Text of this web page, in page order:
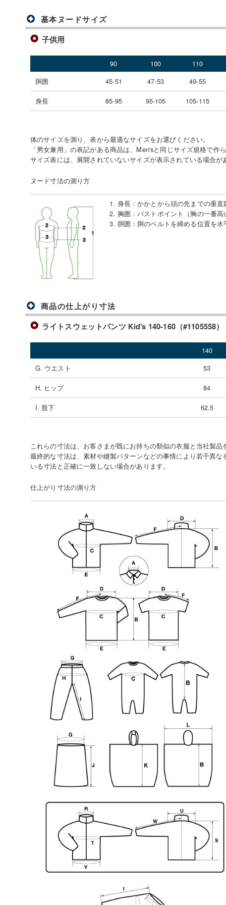
基本ヌードサイズ
子供用
90 100
110
胴囲
45-51 47-53 49-55
身長 85-95 95-105 105-115
体のサイズを測り、表から最適なサイズをお選びください。
「男女兼用」の表記がある商品は、Men'sと同じサイズ規格で作
サイズ表には、展開されていないサイズが表示されている場合が
ヌード寸法の測り方
1. 身長 ：かかとから頭の先までの垂直
2. 胸囲 ：バストポイント（胸の一番
3. 胴囲 ： 胴のベルトを締める位置を
商品の仕上がり寸法
ライトスウェットパンツ Kid's 140-160（#1105558）
140
G. ウエスト
53
H. ヒップ 84
I. 股下 62.5
これらの寸法は、お客さまが既にお持ちの類似の衣服と当社製
最終的な寸法は、素材や縫製パターンなどの事情により若干異
いる寸法と正確に一致しない場合があります。
仕上がり寸法の測り方